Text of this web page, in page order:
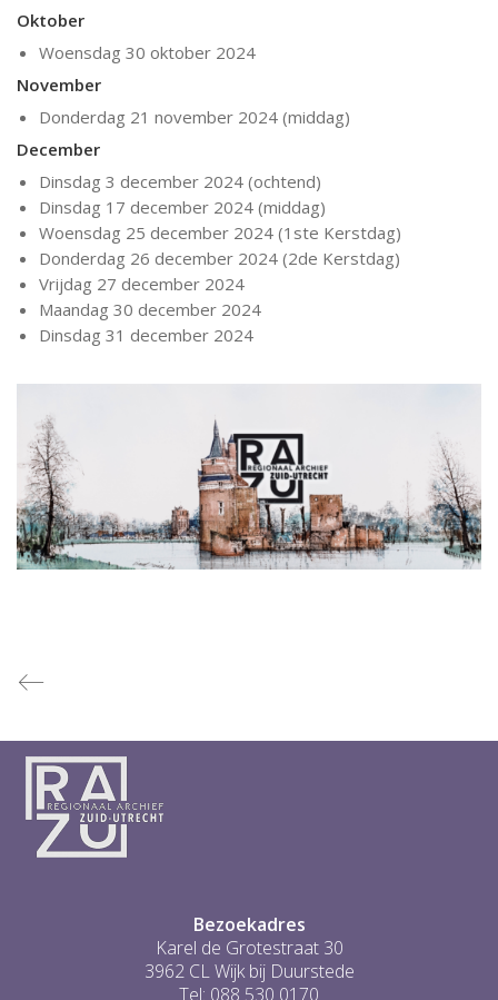
Oktober
Woensdag 30 oktober 2024
November
Donderdag 21 november 2024 (middag)
December
Dinsdag 3 december 2024 (ochtend)
Dinsdag 17 december 2024 (middag)
Woensdag 25 december 2024 (1ste Kerstdag)
Donderdag 26 december 2024 (2de Kerstdag)
Vrijdag 27 december 2024
Maandag 30 december 2024
Dinsdag 31 december 2024
Bezoekadres
Karel de Grotestraat 30
3962 CL Wijk bij Duurstede
Tel: 088 530 0170